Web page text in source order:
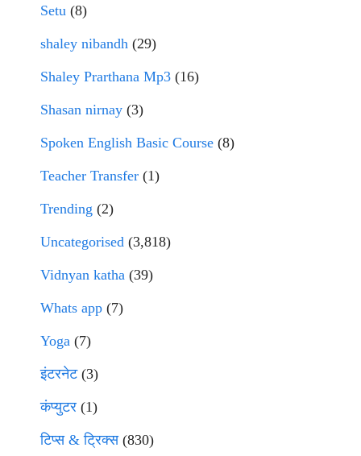
Setu (8)
shaley nibandh (29)
Shaley Prarthana Mp3 (16)
Shasan nirnay (3)
Spoken English Basic Course (8)
Teacher Transfer (1)
Trending (2)
Uncategorised (3,818)
Vidnyan katha (39)
Whats app (7)
Yoga (7)
इंटरनेट(3)
कंप्युटर (1)
टिप्स & ट्रिक्स(830)